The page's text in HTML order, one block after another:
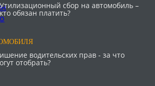
Утилизационный сбор на автомобиль –
кто обязан платить?
водительских прав - за что
отобрать?